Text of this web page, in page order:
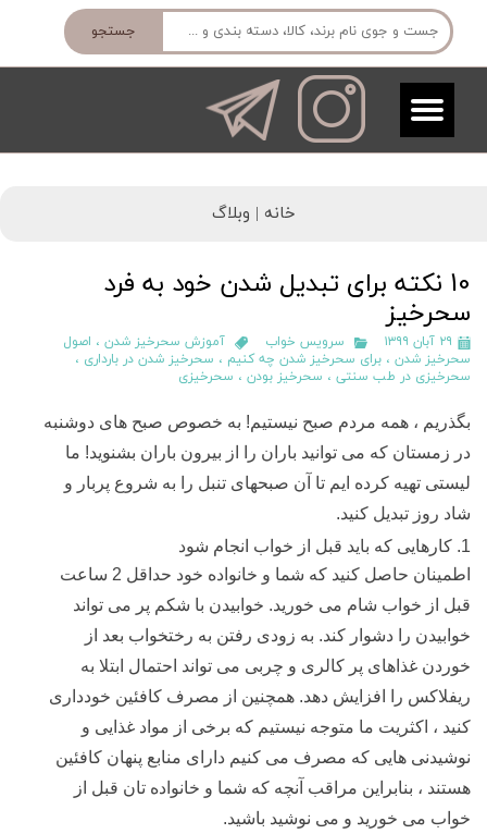
جستجو
خانه | وبلاگ
10 نکته برای تبدیل شدن خود به فرد
سحرخیز
۲۹ آبان ۱۳۹۹ سرویس خواب آموزش سحرخیز شدن ، اصول
سحرخیز شدن ، برای سحرخیز شدن چه کنیم ، سحرخیز شدن در بارداری ،
سحرخیزی در طب سنتی ، سحرخیز بودن ، سحرخیزی
بگذریم ، همه مردم صبح نیستیم! به خصوص صبح های دوشنبه
در زمستان که می توانید باران را از بیرون باران بشنوید! ما
لیستی تهیه کرده ایم تا آن صبحهای تنبل را به شروع پربار و
شاد روز تبدیل کنید.
1. کارهایی که باید قبل از خواب انجام شود
اطمینان حاصل کنید که شما و خانواده خود حداقل 2 ساعت
قبل از خواب شام می خورید. خوابیدن با شکم پر می تواند
خوابیدن را دشوار کند. به زودی رفتن به رختخواب بعد از
خوردن غذاهای پر کالری و چربی می تواند احتمال ابتلا به
ریفلاکس را افزایش دهد. همچنین از مصرف کافئین خودداری
کنید ، اکثریت ما متوجه نیستیم که برخی از مواد غذایی و
نوشیدنی هایی که مصرف می کنیم دارای منابع پنهان کافئین
هستند ، بنابراین مراقب آنچه که شما و خانواده تان قبل از
خواب می خورید و می نوشید باشید.